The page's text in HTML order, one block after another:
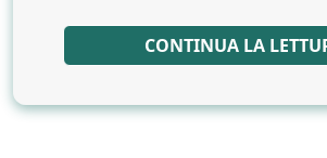
CONTINUA LA